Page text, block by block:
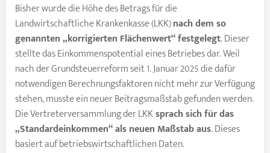
Bisher wurde die Höhe des Betrags für die
Landwirtschaftliche Krankenkasse (LKK)nach dem so
genannten „korrigierten Flächenwert“ festgelegt. Dieser
stellte das Einkommenspotential eines Betriebes dar. Weil
nach der Grundsteuerreform seit 1. Januar 2025 die dafür
notwendigen Berechnungsfaktoren nicht mehr zur Verfügung
stehen, musste ein neuer Beitragsmaßstab gefunden werden.
Die Vertreterversammlung der LKKsprach sich für das
„Standardeinkommen“ als neuen Maßstab aus. Dieses
basiert auf betriebswirtschaftlichen Daten.